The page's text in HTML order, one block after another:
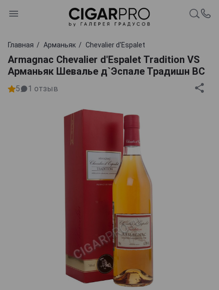
Главная Арманьяк Chevalier d'Espalet
Armagnac Chevalier d'Espalet Tradition VS
Арманьяк Шевалье д`Эспале Традишн ВС
5 1 отзыв